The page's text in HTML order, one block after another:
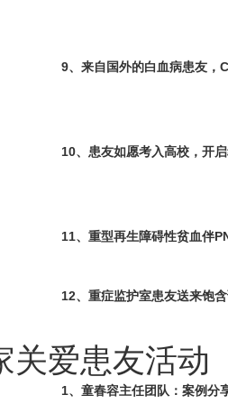
9、来自国外的白血病患友，
10、患友如愿考入高校，开
11、重型再生障碍性贫血伴
12、重症监护室患友送来饱
关爱患友活动
1、童春容主任团队：案例分